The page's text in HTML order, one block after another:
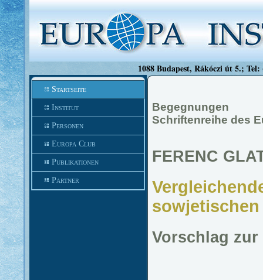
1088 Budapest, Rákóczi út 5.;
Startseite
Institut
Personen
Europa Club
Publikationen
Partner
Begegnungen
Schriftenreihe des
FERENC
sowjetischen
Vorschlag